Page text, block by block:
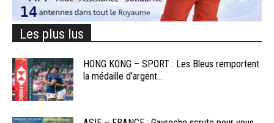
Les plus lus
HONG KONG – SPORT : Les Bleus remportent
la médaille d’argent...